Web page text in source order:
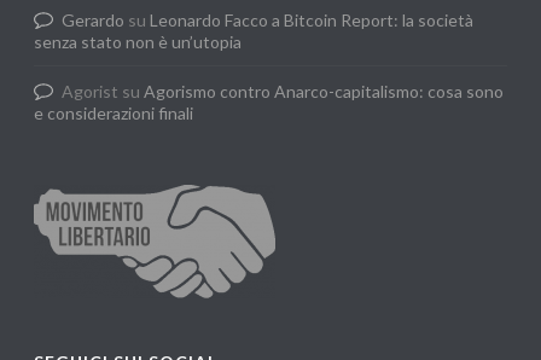
Gerardo su Leonardo Facco a Bitcoin Report: la società
senza stato non è un’utopia
Agorist suAgorismo contro Anarco-capitalismo: cosa sono
e considerazioni finali